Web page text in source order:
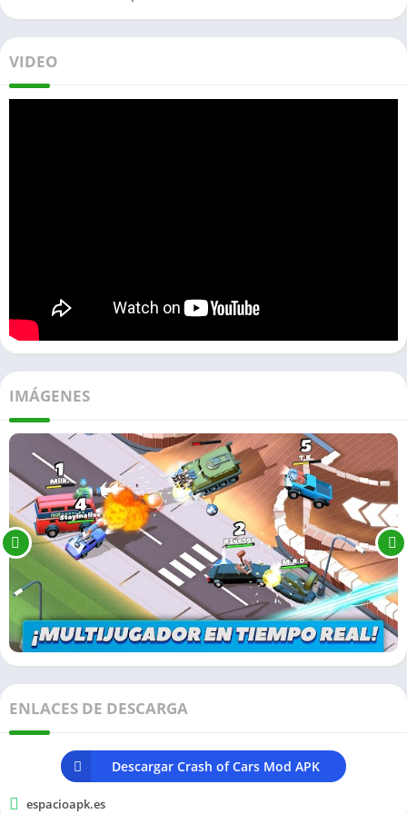
VIDEO
IMÁGENES
ENLACES DE DESCARGA
Descargar Crash of Cars Mod APK
espacioapk.es